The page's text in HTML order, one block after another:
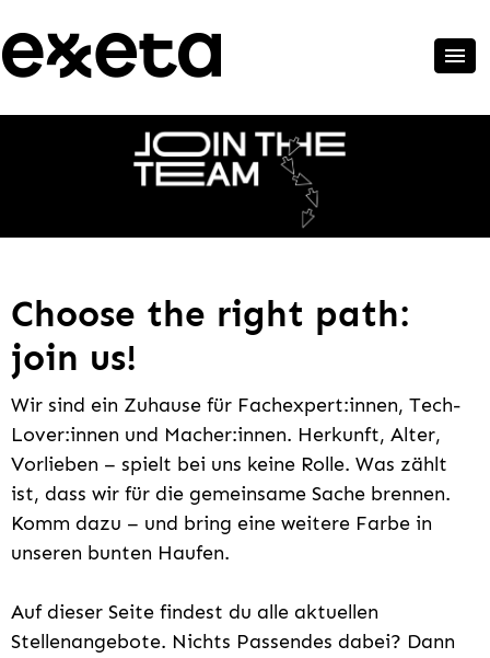
Choose the right path:
join us!
Wir sind ein Zuhause für Fachexpert:innen, Tech-
Lover:innen und Macher:innen. Herkunft, Alter,
Vorlieben – spielt bei uns keine Rolle. Was zählt
ist, dass wir für die gemeinsame Sache brennen.
Komm dazu – und bring eine weitere Farbe in
unseren bunten Haufen.
Auf dieser Seite findest du alle aktuellen
Stellenangebote. Nichts Passendes dabei? Dann